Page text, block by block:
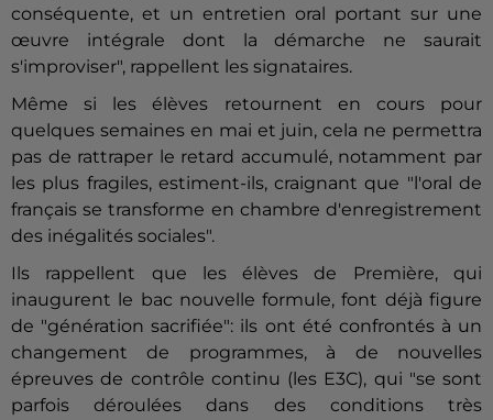
conséquente, et un entretien oral portant sur une
œuvre intégrale dont la démarche ne saurait
s'improviser", rappellent les signataires.
Même si les élèves retournent en cours pour
quelques semaines en mai et juin, cela ne permettra
pas de rattraper le retard accumulé, notamment par
les plus fragiles, estiment-ils, craignant que "l'oral de
français se transforme en chambre d'enregistrement
des inégalités sociales".
Ils rappellent que les élèves de Première, qui
inaugurent le bac nouvelle formule, font déjà figure
de "génération sacrifiée": ils ont été confrontés à un
changement de programmes, à de nouvelles
épreuves de contrôle continu (les E3C), qui "se sont
parfois déroulées dans des conditions très